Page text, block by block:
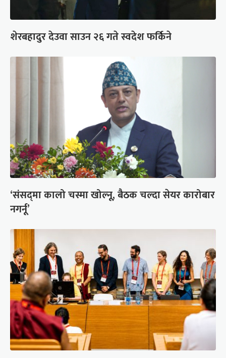
शेरबहादुर देउवा साउन २६ गते स्वदेश फर्किने
‘संसद्‍मा कालो चस्मा खोल्नू, बैठक चल्दा सेयर कारोबार
नगर्नू’